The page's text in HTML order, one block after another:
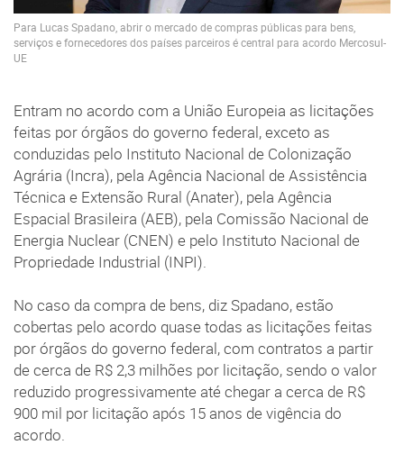
Para Lucas Spadano, abrir o mercado de compras públicas para bens,
serviços e fornecedores dos países parceiros é central para acordo Mercosul-
UE
Entram no acordo com a União Europeia as licitações
feitas por órgãos do governo federal, exceto as
conduzidas pelo Instituto Nacional de Colonização
Agrária (Incra), pela Agência Nacional de Assistência
Técnica e Extensão Rural (Anater), pela Agência
Espacial Brasileira (AEB), pela Comissão Nacional de
Energia Nuclear (CNEN) e pelo Instituto Nacional de
Propriedade Industrial (INPI).
No caso da compra de bens, diz Spadano, estão
cobertas pelo acordo quase todas as licitações feitas
por órgãos do governo federal, com contratos a partir
de cerca de R$ 2,3 milhões por licitação, sendo o valor
reduzido progressivamente até chegar a cerca de R$
900 mil por licitação após 15 anos de vigência do
acordo.